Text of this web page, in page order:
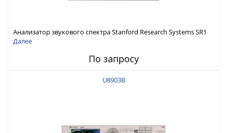
Анализатор звукового спектра Stanford Research Systems SR1
Далее
По запросу
U8903B